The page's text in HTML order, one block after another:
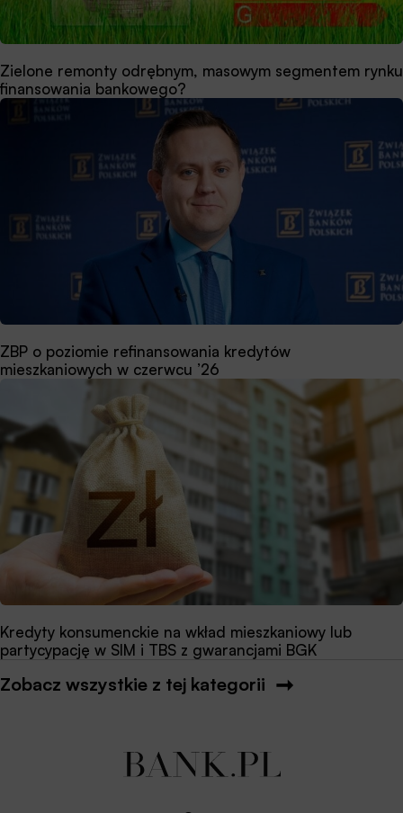
Zielone remonty odrębnym, masowym segmentem rynku
finansowania bankowego?
ZBP o poziomie refinansowania kredytów
mieszkaniowych w czerwcu ’26
Kredyty konsumenckie na wkład mieszkaniowy lub
partycypację w SIM i TBS z gwarancjami BGK
Zobacz wszystkie z tej kategorii